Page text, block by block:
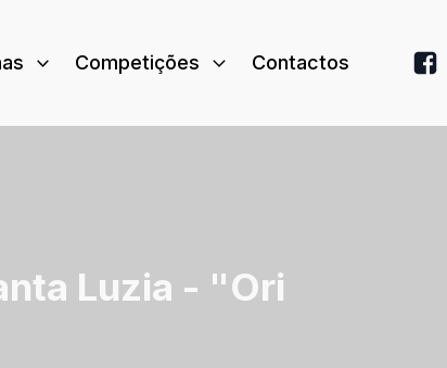
Competições Contactos
Luzia - "Ori